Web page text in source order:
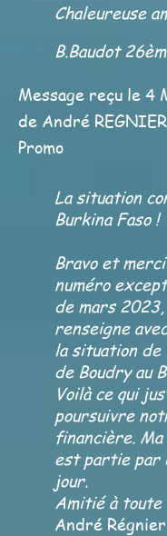
Chaleureuse
B.Baudot
Message reçu le 4
de André
Promo
La situation
Burkina Faso !
Bravo et
numéro
de mars 2023,
renseigne
la situation
de Boudry au
Voilà ce qui
poursuivre
financière.
est partie par
jour.
Amitié à toute
André